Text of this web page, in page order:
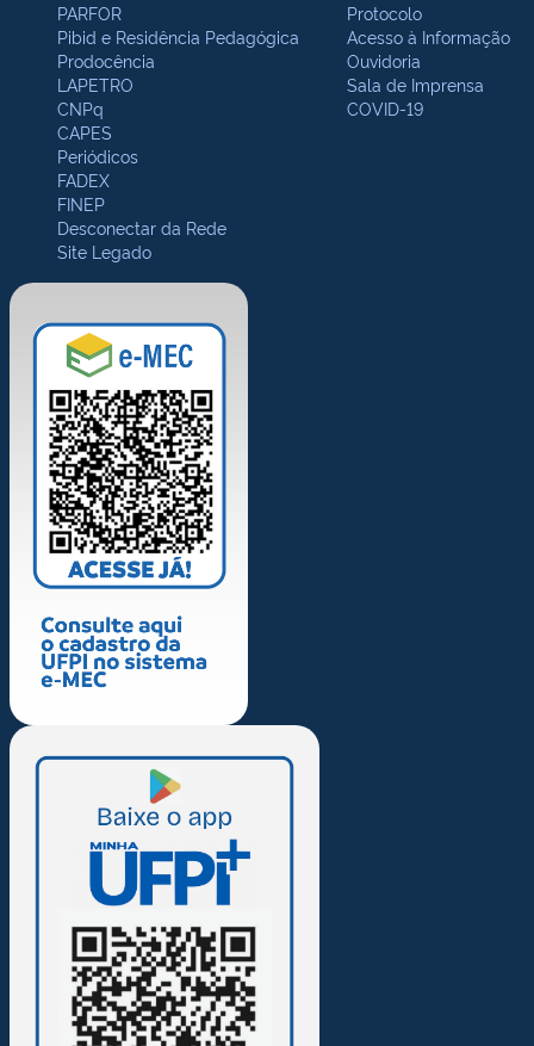
PARFOR
Pibid e Residência Pedagógica
Prodocência
LAPETRO
CNPq
CAPES
Periódicos
FADEX
FINEP
Desconectar da Rede
Site Legado
Protocolo
Acesso à Informação
Ouvidoria
Sala de Imprensa
COVID-19